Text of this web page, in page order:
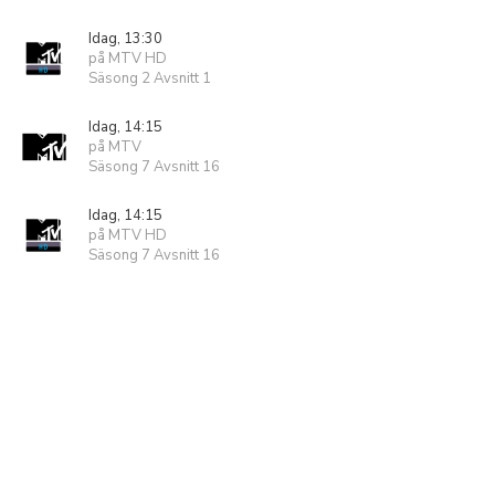
Idag, 13:30
på MTV HD
Säsong 2 Avsnitt 1
Idag, 14:15
på MTV
Säsong 7 Avsnitt 16
Idag, 14:15
på MTV HD
Säsong 7 Avsnitt 16